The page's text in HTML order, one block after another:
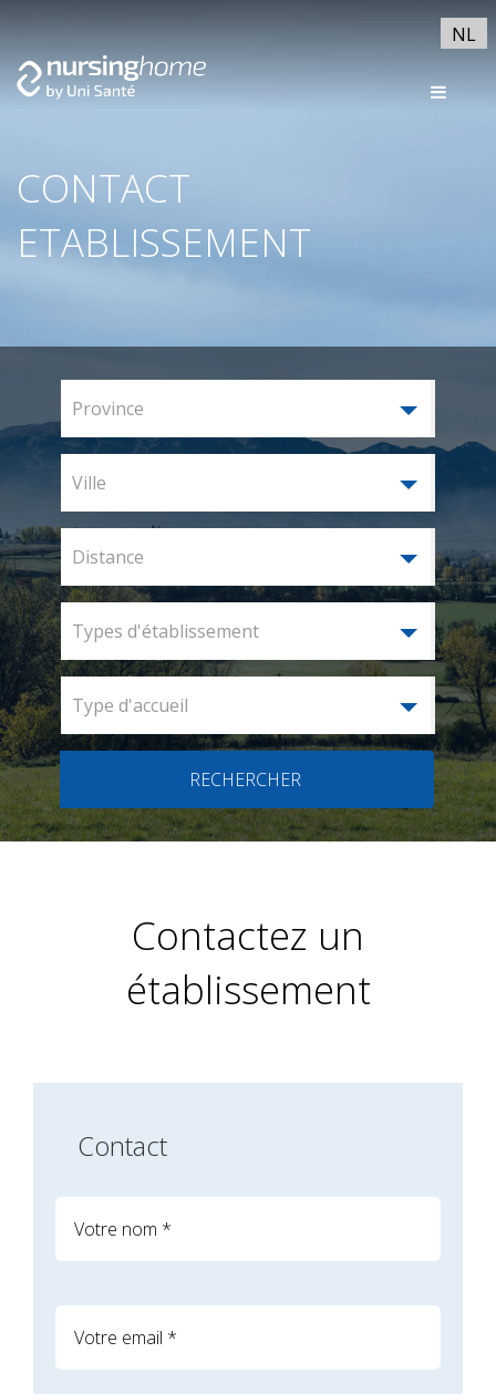
NL
CONTACT
ETABLISSEMENT
Province
Ville
Distance
Types d'établissement
Type d'accueil
RECHERCHER
Contactez un
établissement
Contact